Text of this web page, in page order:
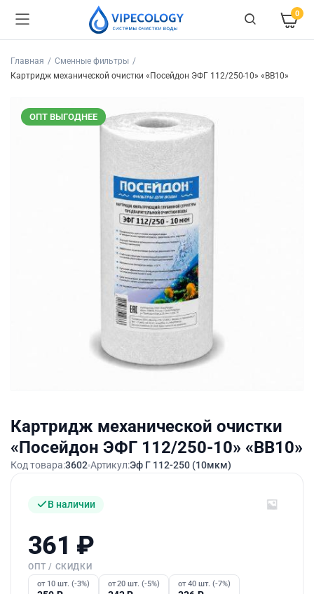
0
Главная
Сменные фильтры
Картридж механической очистки «Посейдон ЭФГ 112/250-10» «ВВ10»
ОПТ ВЫГОДНЕЕ
Картридж механической очистки
«Посейдон ЭФГ 112/250-10» «ВВ10»
Код товара:3602 Артикул:Эф Г 112-250 (10мкм)
В наличии
361 ₽
ОПТ / СКИДКИ
от 10 шт. (-3%) от 20 шт. (-5%) от 40 шт. (-7%)